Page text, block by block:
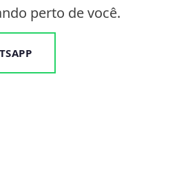
perto de você.